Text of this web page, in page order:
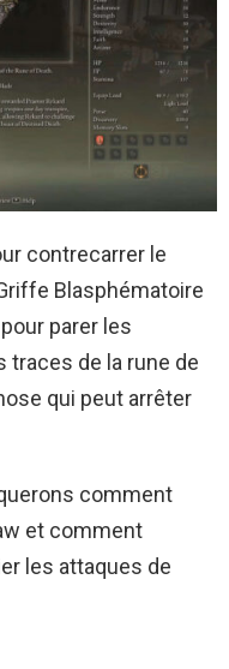
contrecarrer le
Blasphématoire
parer les
traces de la rune de
qui peut arrêter
comment
et comment
les attaques de